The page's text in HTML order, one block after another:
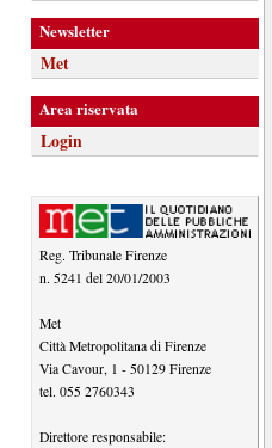
Newsletter
Met
Area riservata
Login
Reg. Tribunale Firenze
n. 5241 del 20/01/2003
Met
Città Metropolitana di Firenze
Via Cavour, 1 - 50129 Firenze
tel. 055 2760343
Direttore responsabile: